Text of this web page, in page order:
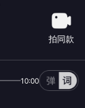
拍同款
10:00